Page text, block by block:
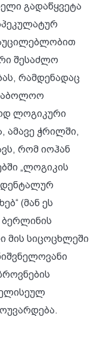
გადაწყვეტა
შესაძლო
რამდენადაც
ლოგიკური
ამავე ჭრილში,
რომ იოჰან
„ლოგიკის
(მან ეს
ბერლინის
მის სიცოცხლეში